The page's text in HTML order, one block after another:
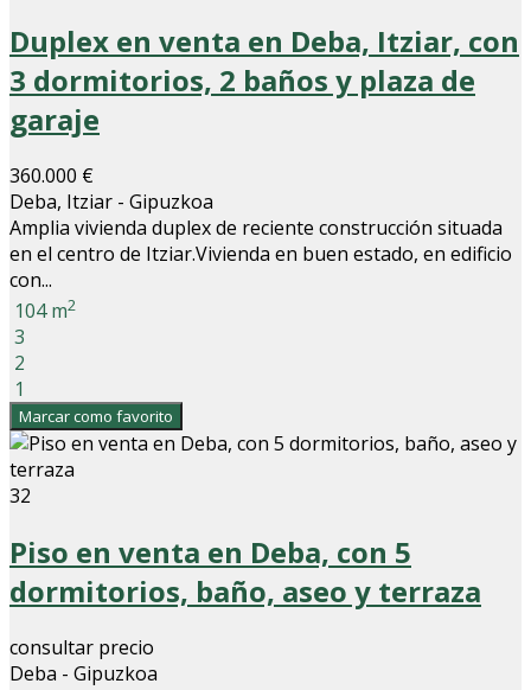
Duplex en venta en Deba, Itziar, con
3 dormitorios, 2 baños y plaza de
garaje
360.000 €
Deba, Itziar - Gipuzkoa
Amplia vivienda duplex de reciente construcción situada
en el centro de Itziar.Vivienda en buen estado, en edificio
con...
104 m2
3
2
1
Marcar como favorito
32
Piso en venta en Deba, con 5
dormitorios, baño, aseo y terraza
consultar precio
Deba - Gipuzkoa